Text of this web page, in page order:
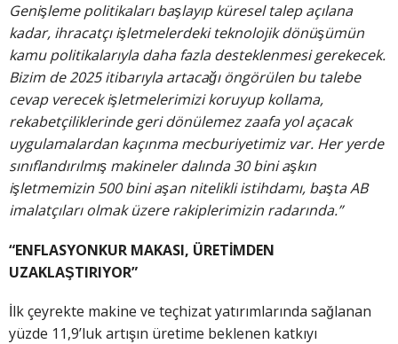
Genişleme politikaları başlayıp küresel talep açılana
kadar, ihracatçı işletmelerdeki teknolojik dönüşümün
kamu politikalarıyla daha fazla desteklenmesi gerekecek.
Bizim de 2025 itibarıyla artacağı öngörülen bu talebe
cevap verecek işletmelerimizi koruyup kollama,
rekabetçiliklerinde geri dönülemez zaafa yol açacak
uygulamalardan kaçınma mecburiyetimiz var. Her yerde
sınıflandırılmış makineler dalında 30 bini aşkın
işletmemizin 500 bini aşan nitelikli istihdamı, başta AB
imalatçıları olmak üzere rakiplerimizin radarında.”
“ENFLASYONKUR MAKASI, ÜRETİMDEN
UZAKLAŞTIRIYOR”
İlk çeyrekte makine ve teçhizat yatırımlarında sağlanan
yüzde 11,9’luk artışın üretime beklenen katkıyı